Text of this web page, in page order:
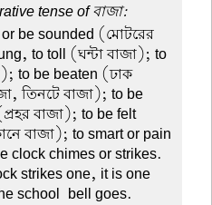
tense of বাজা:
be sounded (মোটরের
to toll (ঘন্টা বাজা); to
to be beaten (ঢাক
তিনটে বাজা); to be
বাজা); to be felt
বাজা); to smart or pain
clock chimes or strikes.
strikes one, it is one
school-bell goes.